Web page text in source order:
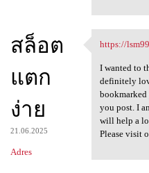
สล็อต
แตก
ง่าย
21.06.2025
Adres
https://
https://
I wanted to
definitely
you post. I
will help a
Please visit